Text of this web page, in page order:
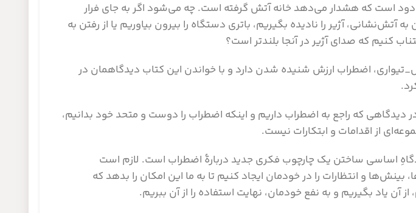
دود است که هشدار می‌دهد خانه آتش گرفته است. چه می‌شود اگر به جای فرار
آتش‌نشانی، آژیر را نادیده بگیریم، باتری دستگاه را بیرون بیاوریم یا از رفتن به
کنیم که صدای آژیر در آنجا بلندتر است؟
اضطراب ارزش شنیده شدن دارد و با خواندن این کتاب دیدگاهمان در
دیدگاهی که راجع به اضطراب داریم و اینکه اضطراب را دوست و متحد خود بدانیم،
از اقدامات و ابتکارات نیست.
اساسی ساختن یک چارچوب فکری جدید دربارۀ اضطراب است. لازم است
بینش‌ها و انتظارات را در خودمان ایجاد کنیم تا به ما این امکان را بدهد که
آن یاد بگیریم و به نفع خودمان، نهایت استفاده را از آن ببریم.